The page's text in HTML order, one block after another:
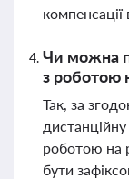
компенсації
Чи можна
з роботою
Так, за
роботою на
бути